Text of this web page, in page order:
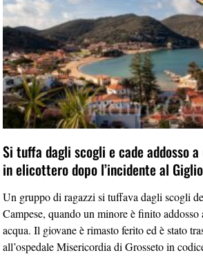
Si tuffa dagli scogli e cade addosso a
in elicottero dopo l’incidente al Giglio
Un gruppo di ragazzi si tuffava dagli scogli
Campese, quando un minore è finito
acqua. Il giovane è rimasto ferito ed è stato
all’ospedale Misericordia di Grosseto in